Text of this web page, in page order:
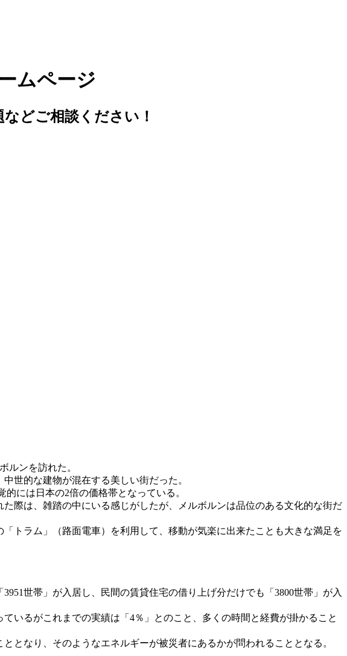
ムページ
どご相談ください！
ルンを訪れた。
世的な建物が混在する美しい街だった。
には日本の2倍の価格帯となっている。
際は、雑踏の中にいる感じがしたが、メルボルンは品位のある文化的な街だ
トラム」（路面電車）を利用して、移動が気楽に出来たことも大きな満足を
世帯」が入居し、民間の賃貸住宅の借り上げ分だけでも「3800世帯」が入
いるがこれまでの実績は「4％」とのこと、多くの時間と経費が掛かること
となり、そのようなエネルギーが被災者にあるかが問われることとなる。